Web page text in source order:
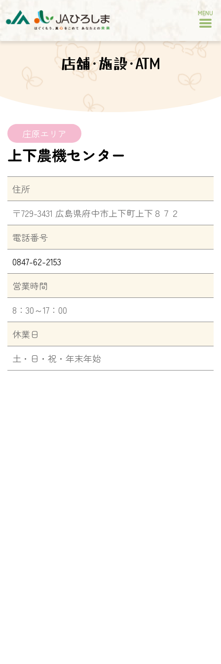
MENU
店舗･施設･ATM
庄原エリア
上下農機センター
住所
〒729-3431 広島県府中市上下町上下８７２
電話番号
0847-62-2153
営業時間
8：30～17：00
休業日
土・日・祝・年末年始